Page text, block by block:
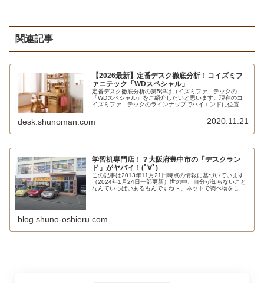
関連記事
【2026最新】定番デスク徹底分析！コイズミフ
ァニテック「WDスペシャル」
定番デスク徹底分析の第5弾はコイズミファニテックの
「WDスペシャル」をご紹介したいと思います。現在のコ
イズミファニテックのラインナップでハイエンドに位置す
が大きく、レイアウトパターンが豊富なのが魅力です。
desk.shunoman.com 2020.11.21
学習机専門店！？大阪府豊中市の「デスクラン
ド」がヤバイ！(ﾟ∀ﾟ)
この記事は2013年11月21日時点の情報に基づいています
（2024年1月24日一部更新）世の中、自分が知らないこと
なんていっぱいあるもんですね～。ネットで調べ物をして
blog.shuno-oshieru.com